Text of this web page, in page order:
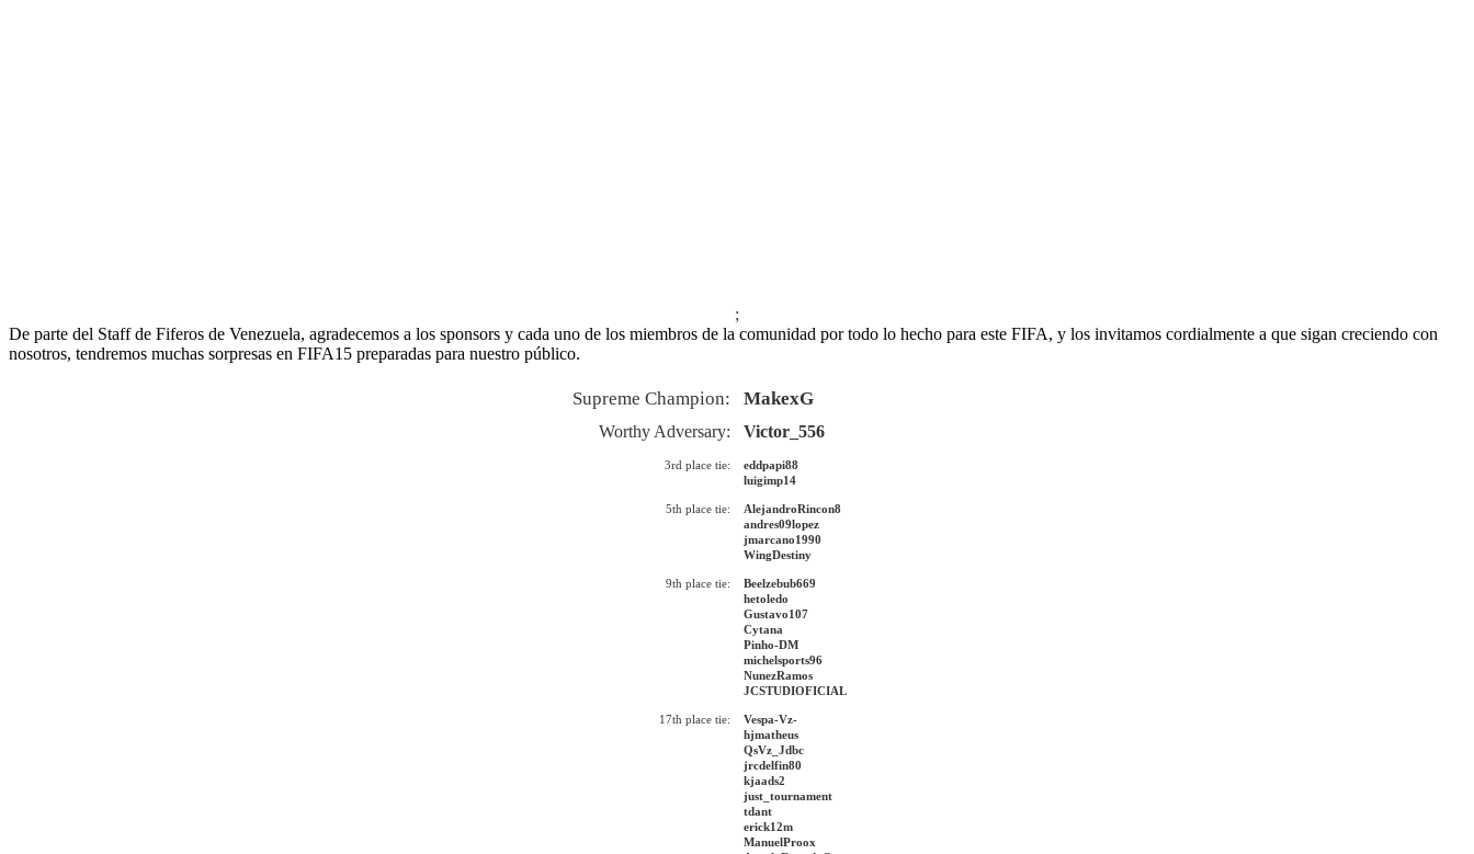
;
De parte del Staff de Fiferos de Venezuela, agradecemos a los sponsors y cada uno de los miembros de la comunidad por todo lo hecho para este FIFA, y los invitamos cordialmente a que sigan creciendo con
nosotros, tendremos muchas sorpresas en FIFA15 preparadas para nuestro público.
Supreme Champion: MakexG
Worthy Adversary: Victor_556
3rd place tie:
eddpapi88
luigimp14
5th place tie:
AlejandroRincon8
andres09lopez
jmarcano1990
WingDestiny
9th place tie:
Beelzebub669
hetoledo
Gustavo107
Cytana
Pinho-DM
michelsports96
NunezRamos
JCSTUDIOFICIAL
17th place tie:
Vespa-Vz-
hjmatheus
QsVz_Jdbc
jrcdelfin80
kjaads2
just_tournament
tdant
erick12m
ManuelProox